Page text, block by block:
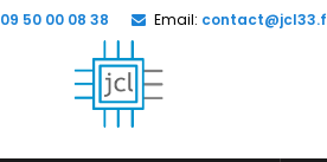
09 50 00 08 38 Email: